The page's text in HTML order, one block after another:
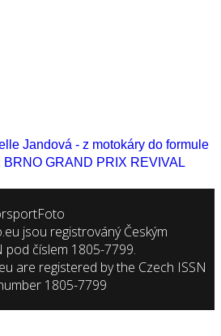
Jandová - z motokáry do formule
BRNO GRAND PRIX REVIVAL
jsou registrováný Českým
číslem 1805-7799.
are registered by the Czech ISSN
1805-7799